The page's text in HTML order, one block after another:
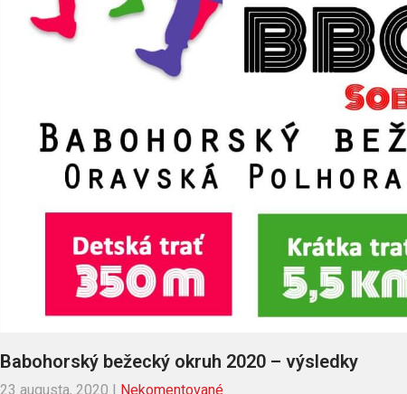
Babohorský bežecký okruh 2020 – výsledky
23 augusta, 2020 | Nekomentované